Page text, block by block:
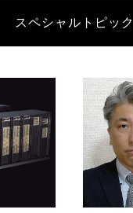
スペシャルトピック